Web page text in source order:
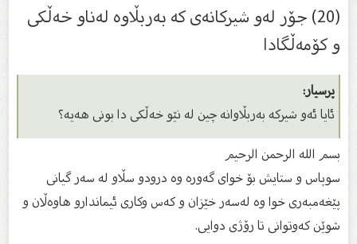
(20) جۆر لەو شیركانەى کە بەربڵاوە لەناو خەڵکی
و کۆمەڵگادا
پرسیار:
ئایا ئەو شیرکە بەربڵاوانە چین لە نێو خەڵکی دا بونى هەیە؟
بسم الله الرحمن الرحیم
سوپاس و ستایش بۆ خواى گەورە وە درودو سڵاو لە سەر گیانى
پێغەمبەرى خوا وە لەسەر خێزان و كەس وكارى ئیماندارو هاوەڵان و
شوێن كەوتوانى تا رۆژى دوایى.